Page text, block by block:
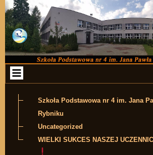
Przejdź do
Szkoła Podstawowa nr 4 im. Jana
Rybniku
Uncategorized
WIELKI SUKCES NASZEJ